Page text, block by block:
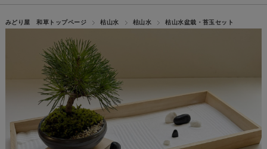
みどり屋 和草トップページ 枯山水 枯山水 枯山水盆栽・苔玉セット